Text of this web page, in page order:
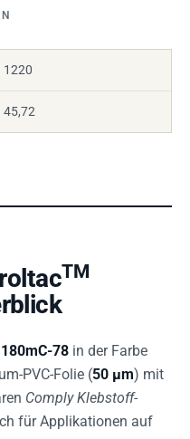
1220
45,72
TM
78 in der Farbe
PVC-Folie (50 µm) mit
Comply Klebstoff-
für Applikationen auf